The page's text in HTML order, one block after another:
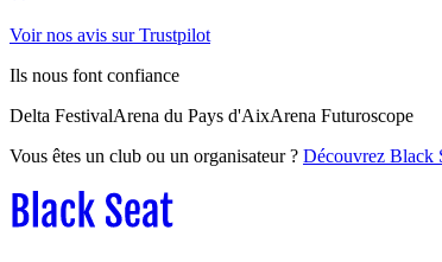
Voir nos avis sur Trustpilot
Ils nous font confiance
Delta FestivalArena du Pays d'AixArena Futuroscope
Vous êtes un club ou un organisateur ? Découvrez Black